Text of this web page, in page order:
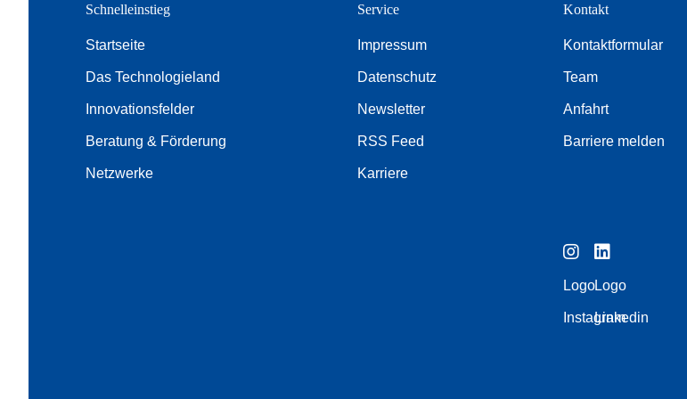
Schnelleinstieg
Startseite
Das Technologieland
Innovationsfelder
Beratung & Förderung
Netzwerke
Service
Impressum
Datenschutz
Newsletter
RSS Feed
Karriere
Kontakt
Kontaktformular
Team
Anfahrt
Barriere melden
Logo
Instagram
Logo
Linkedin